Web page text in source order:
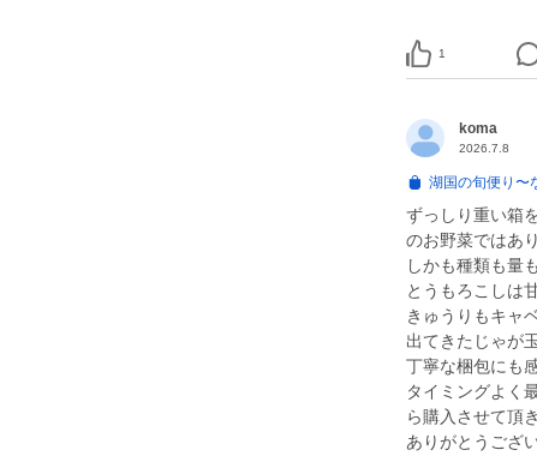
1
koma
2026.7.8
湖国の旬便り〜
ずっしり重い箱
のお野菜ではあ
しかも種類も量
とうもろこしは
きゅうりもキャ
出てきたじゃが玉
丁寧な梱包にも
タイミングよく
ら購入させて頂
ありがとうござ